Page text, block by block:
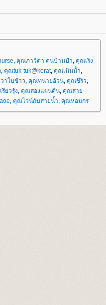
คุณภาวิดา คนบ้านป่า คุณเริง
คุณtuk-tuk@korat, คุณเนินน้ำ
าใบข้าว คุณทนายอ้วน คุณชีริว
ยวรุ้ง คุณสองแผ่นดิน คุณสา
คุณไวน์กับสายน้ำ คุณหอมกร